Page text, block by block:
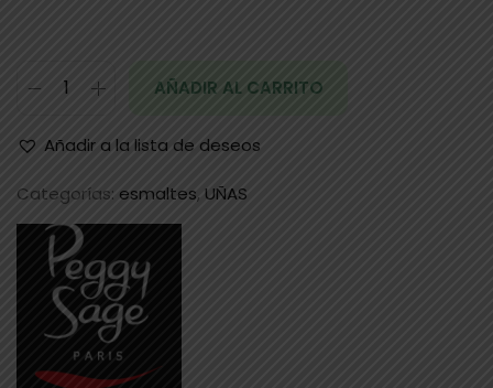
AÑADIR AL CARRITO
Añadir a la lista de deseos
Categorías: esmaltes, UÑAS